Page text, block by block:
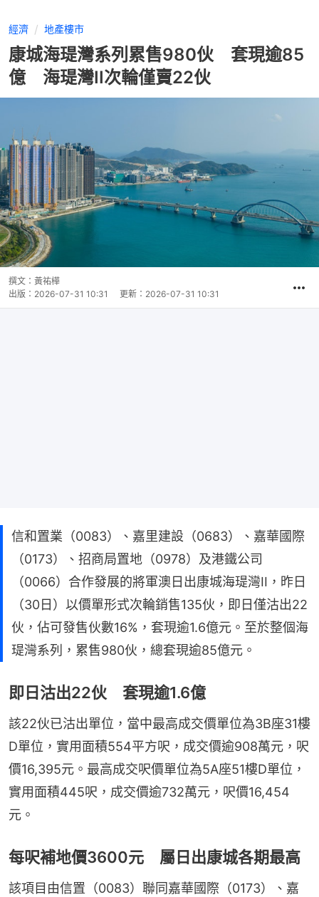
經濟 地產樓市
康城海瑅灣系列累售980伙 套現逾85
億 海瑅灣II次輪僅賣22伙
撰文： 黃祐樺
出版： 2026-07-31 10:31 更新： 2026-07-31 10:31
信和置業（0083）、嘉里建設（0683）、嘉華國際
（0173）、招商局置地（0978）及港鐵公司
（0066）合作發展的將軍澳日出康城海瑅灣II，昨日
（30日）以價單形式次輪銷售135伙，即日僅沽出22
伙，佔可發售伙數16%，套現逾1.6億元。至於整個海
瑅灣系列，累售980伙，總套現逾85億元。
即日沽出22伙 套現逾1.6億
該22伙已沽出單位，當中最高成交價單位為3B座31樓
D單位，實用面積554平方呎，成交價逾908萬元，呎
價16,395元。最高成交呎價單位為5A座51樓D單位，
實用面積445呎，成交價逾732萬元，呎價16,454
元。
每呎補地價3600元 屬日出康城各期最高
該項目由信置（0083）聯同嘉華國際（0173）、嘉